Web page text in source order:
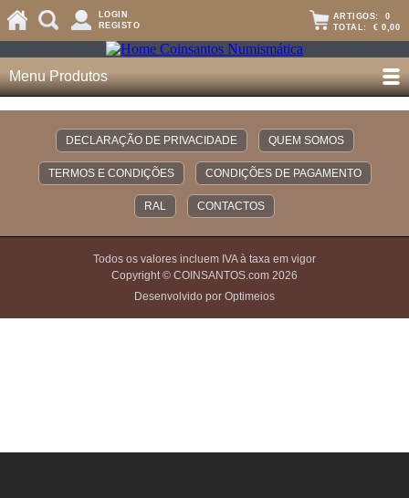
LOGIN
REGISTO
ARTIGOS: 0
TOTAL: € 0,00
Menu Produtos
DECLARAÇÃO DE PRIVACIDADE QUEM SOMOS
TERMOS E CONDIÇÕES CONDIÇÕES DE PAGAMENTO
RAL CONTACTOS
Todos os valores incluem IVA à taxa em vigor
Copyright © COINSANTOS.com 2026
Desenvolvido por Optimeios